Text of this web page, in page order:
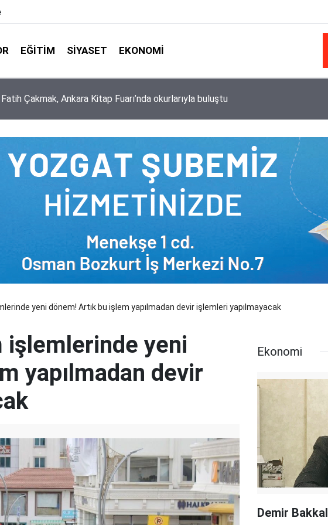
EĞITIM SIYASET EKONOMI
ile Türkiye Diyanet Vakfı milyonları sevindirdi
yeni dönem! Artık bu işlem yapılmadan devir işlemleri yapılmayacak
işlemlerinde yeni
yapılmadan devir
Ekonomi
Demir